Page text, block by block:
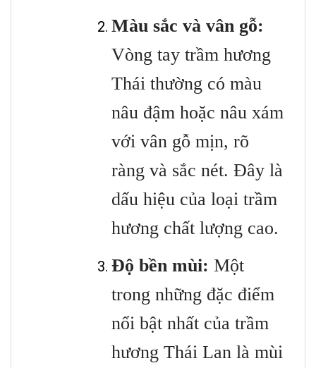
Màu sắc và vân gỗ:
Vòng tay trầm hương
Thái thường có màu
nâu đậm hoặc nâu xám
với vân gỗ mịn, rõ
ràng và sắc nét. Đây là
dấu hiệu của loại trầm
hương chất lượng cao.
Độ bền mùi: Một
trong những đặc điểm
nổi bật nhất của trầm
hương Thái Lan là mùi